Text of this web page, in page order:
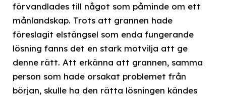
förvandlades till något som påminde om ett
månlandskap. Trots att grannen hade
föreslagit elstängsel som enda fungerande
lösning fanns det en stark motvilja att ge
denne rätt. Att erkänna att grannen, samma
person som hade orsakat problemet från
början, skulle ha den rätta lösningen kändes